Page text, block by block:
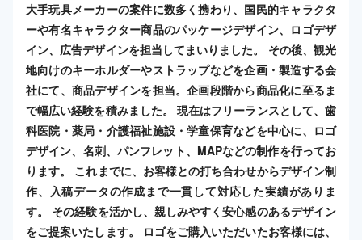
大手玩具メーカーの案件に数多く携わり、国民的キャラクタ
ーや有名キャラクター商品のパッケージデザイン、ロゴデザ
イン、広告デザインを担当してまいりました。 その後、観光
地向けのキーホルダーやストラップなどを企画・製造する会
社にて、商品デザインを担当。企画段階から商品化に至るま
で幅広い経験を積みました。 現在はフリーランスとして、歯
科医院・薬局・介護福祉施設・学童保育などを中心に、ロゴ
デザイン、名刺、パンフレット、MAPなどの制作を行ってお
ります。 これまでに、お客様との打ち合わせからデザイン制
作、入稿データの作成まで一貫して対応した実績がありま
す。 その経験を活かし、親しみやすく安心感のあるデザイン
をご提案いたします。 ロゴをご購入いただいたお客様には、